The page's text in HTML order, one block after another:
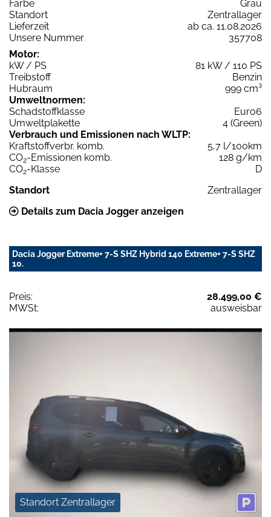
Farbe
Grau
Standort
Zentrallager
Lieferzeit
ab ca. 11.08.2026
Unsere Nummer
357708
Motor:
kW / PS
81 kW / 110 PS
Treibstoff
Benzin
Hubraum
999 cm³
Umweltnormen:
Schadstoffklasse
Euro6
Umweltplakette
4 (Green)
Verbrauch und Emissionen nach WLTP:
Kraftstoffverbr. komb.
5,7 l/100km
CO2-Emissionen komb.
128 g/km
CO2-Klasse
D
Standort
Zentrallager
Details zum Dacia Jogger anzeigen
Dacia Jogger Extreme+ 7-S SHZ Hybrid 140 Extreme+ 7-S SHZ
10.
Preis:
28.499,00 €
MWSt:
ausweisbar
Standort Zentrallager